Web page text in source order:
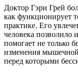
Доктор Гэри Грей
как функционирует
практике. Его
человека позволило
помогает не только
изменения
перед которыми